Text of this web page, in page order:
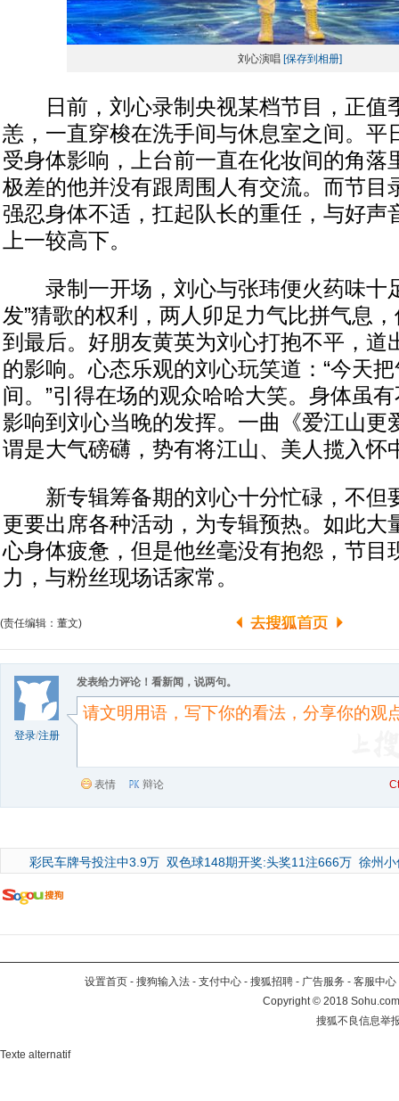
刘心演唱 [保存到相册]
日前，刘心录制央视某档节目，正值
恙，一直穿梭在洗手间与休息室之间。平
受身体影响，上台前一直在化妆间的角落
极差的他并没有跟周围人有交流。而节目
强忍身体不适，扛起队长的重任，与好声
上一较高下。
录制一开场，刘心与张玮便火药味十
发”猜歌的权利，两人卯足力气比拼气息
到最后。好朋友黄英为刘心打抱不平，道
的影响。心态乐观的刘心玩笑道：“今天
间。”引得在场的观众哈哈大笑。身体虽
影响到刘心当晚的发挥。一曲《爱江山更
谓是大气磅礴，势有将江山、美人揽入怀
新专辑筹备期的刘心十分忙碌，不但
更要出席各种活动，为专辑预热。如此大
心身体疲惫，但是他丝毫没有抱怨，节目
力，与粉丝现场话家常。
(责任编辑：董文)
登录/注册
发表给力评论！看新闻，说两句。
表情 辩论
彩民车牌号投注中3.9万 双色球148期开奖:头奖11注666万 徐州
设置首页 - 搜狗输入法 - 支付中心 - 搜狐招聘 - 广告服务 - 客服中心
Copyright©2018
搜狐不良信息举
Texte alternatif